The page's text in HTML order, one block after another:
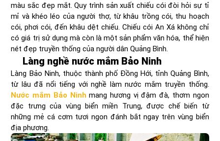
màu sắc đẹp mắt. Quy trình sản xuất chiếu cói đòi hỏi sự tỉ
mỉ và khéo léo của người thợ, từ khâu trồng cói, thu hoạch
cói, phơi cói, đến khâu dệt chiếu. Chiếu cói An Xá không chỉ
có giá trị sử dụng mà còn là một sản phẩm văn hóa, thể hiện
nét đẹp truyền thống của người dân Quảng Bình.
Làng nghề nước mắm Bảo Ninh
Làng Bảo Ninh, thuộc thành phố Đồng Hới, tỉnh Quảng Bình,
từ lâu đã nổi tiếng với nghề làm nước mắm truyền thống.
Nước mắm Bảo Ninh mang hương vị đậm đà, thơm ngon
đặc trưng của vùng biển miền Trung, được chế biến từ
những mẻ cá cơm tươi ngon đánh bắt ngay trên vùng biển
địa phương.